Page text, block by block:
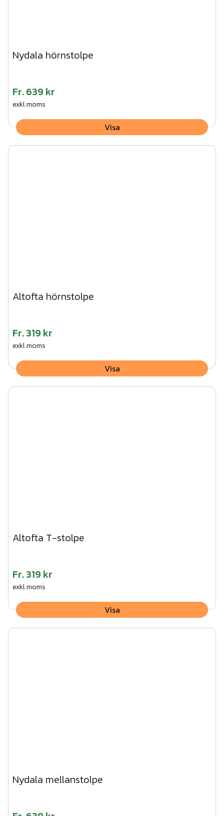
Nydala hörnstolpe
Fr.639 kr
exkl.moms
Visa
Altofta hörnstolpe
Fr.319 kr
exkl.moms
Visa
Altofta T-stolpe
Fr.319 kr
exkl.moms
Visa
Nydala mellanstolpe